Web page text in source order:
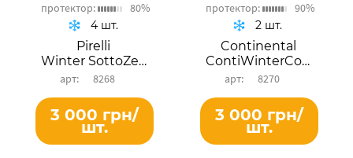
протектор: 80%
Pirelli
Winter SottoZero 3
8268
4 шт.
3 000 грн/
шт.
протектор: 90%
Continental
ContiWinterContact TS 830P
8270
2 шт.
3 000 грн/
шт.